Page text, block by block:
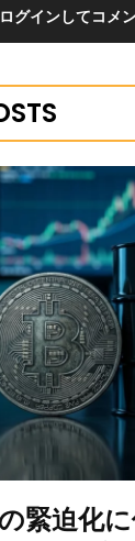
ログインしてコメ
緊迫化